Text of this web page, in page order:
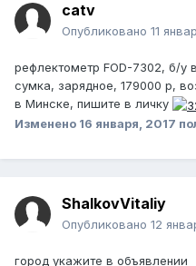
catv
Опубликовано 11
рефлектометр FOD-7302, б/у
сумка, зарядное, 179000 р,
в Минске, пишите в личку
Изменено 16 января, 2017
ShalkovVitaliy
Опубликовано 12
город укажите в объявлении